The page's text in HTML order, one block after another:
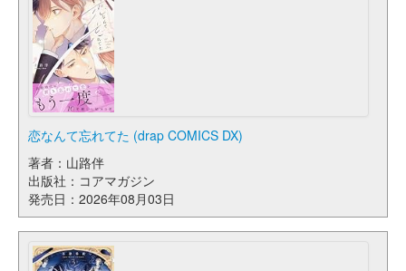
恋なんて忘れてた (drap COMICS DX)
著者：山路伴
出版社：コアマガジン
発売日：2026年08月03日